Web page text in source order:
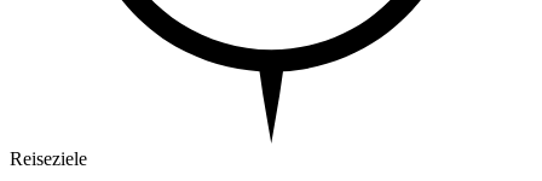
Reiseziele